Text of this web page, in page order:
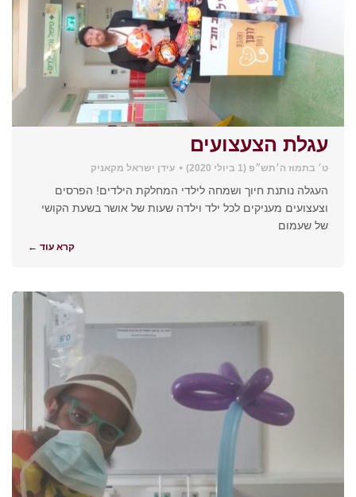
עגלת הצעצועים
ט׳ בתמוז ה׳תש״פ (1 ביולי 2020) עידן ישראל מקאניק
העגלה נותנת חיוך ושמחה לילדי המחלקת הילדים! הפרסים
וצעצועים מעניקים לכל ילד וילדה שעות של אושר בשעת הקושי
של שעמום
קרא עוד ←